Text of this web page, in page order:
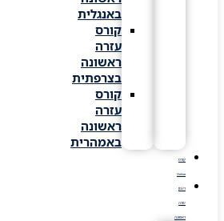
באנגלית
קורס
עזרה
ראשונה
בצרפתית
קורס
עזרה
ראשונה
באמהרית